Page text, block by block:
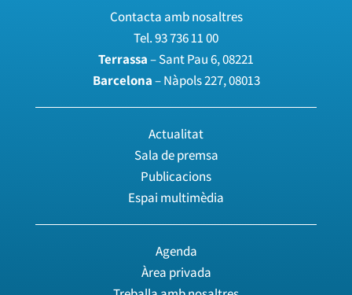
Contacta amb nosaltres
Tel.93 736 11 00
Terrassa– Sant Pau 6, 08221
Barcelona– Nàpols 227, 08013
Actualitat
Sala de premsa
Publicacions
Espai multimèdia
Agenda
Àrea privada